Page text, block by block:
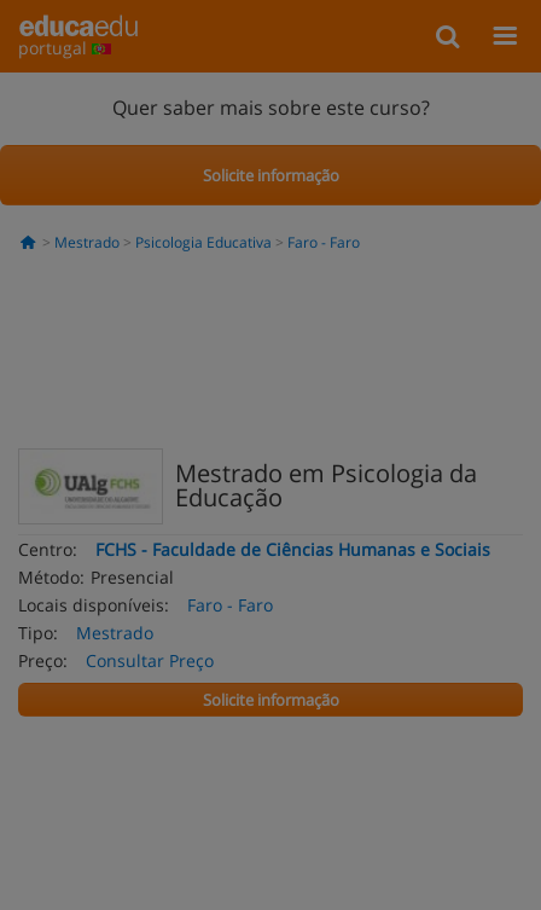
portugal
Quer saber mais sobre este curso?
Solicite informação
Mestrado Psicologia Educativa Faro - Faro
Mestrado em Psicologia da
Educação
Centro:
FCHS - Faculdade de Ciências Humanas e Sociais
Método: Presencial
Locais disponíveis:
Faro - Faro
Tipo:
Mestrado
Preço:
Consultar Preço
Solicite informação